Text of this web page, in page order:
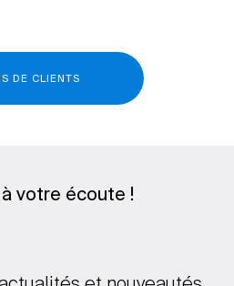
DE CLIENTS
votre écoute !